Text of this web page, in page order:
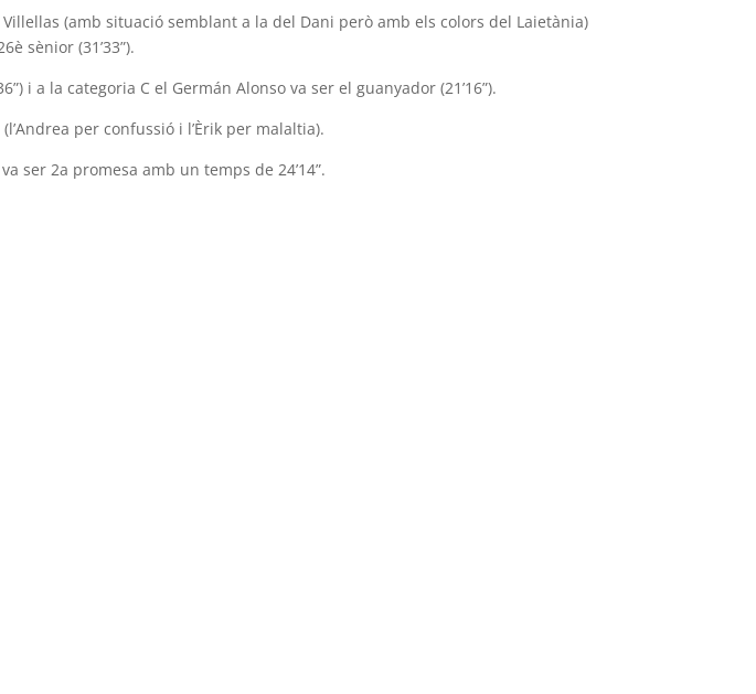
Villellas (amb situació semblant a la del Dani però amb els colors del Laietània)
sènior (31’33”).
i a la categoria C el Germán Alonso va ser el guanyador (21’16”).
per confussió i l’Èrik per malaltia).
ser 2a promesa amb un temps de 24’14”.